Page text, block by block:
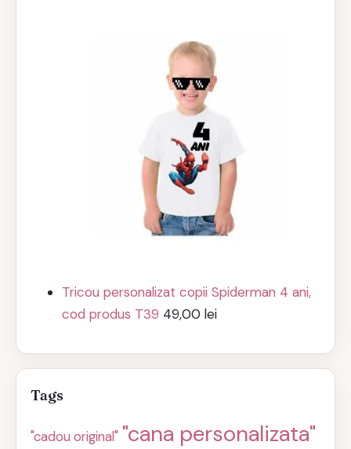
Tricou personalizat copii Spiderman 4 ani,
cod produs T39 49,00lei
Tags
"cadou original" "cana personalizata"